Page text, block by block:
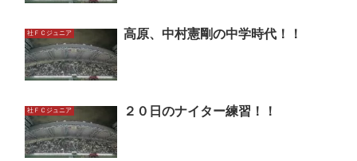
社ＦＣジュニア 高原、中村憲剛の中学時代！！
社ＦＣジュニア ２０日のナイター練習！！